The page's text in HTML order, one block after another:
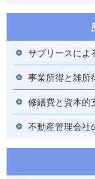
サブリースによ
事業所得と雑所
修繕費と資本的
不動産管理会社